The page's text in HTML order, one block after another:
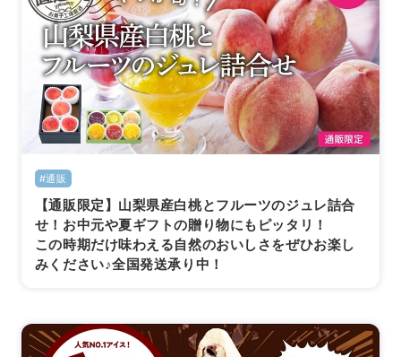
#通販
【通販限定】山梨県産白桃とフルーツのジュレ詰合
せ！お中元や夏ギフトの贈り物にもピッタリ！
この時期だけ味わえる自然のおいしさをぜひお楽し
みください♪全国発送承り中！